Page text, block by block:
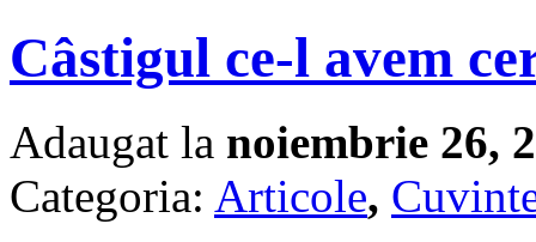
Câstigul ce-l avem
Adaugat la noiembrie 26,
Categoria: Articole,